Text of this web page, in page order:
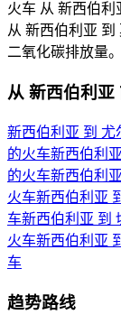
火车 从 新西伯利
从 新西伯利亚 到
二氧化碳排放量。
从 新西伯利亚
新西伯利亚 到 尤
的火车新西伯利
的火车新西伯利
火车新西伯利亚
车新西伯利亚 到
火车新西伯利亚
车
趋势路线